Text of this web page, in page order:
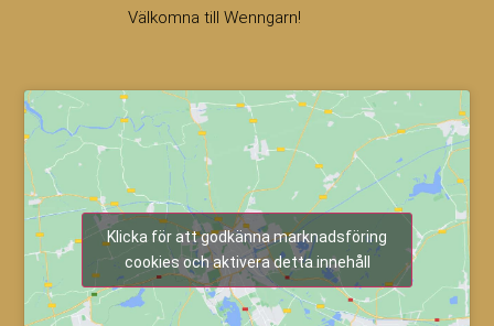
Välkomna till Wenngarn!
Klicka för att godkänna marknadsföring
cookies och aktivera detta innehåll